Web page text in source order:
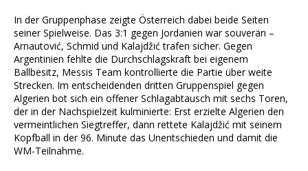
In der Gruppenphase zeigte Österreich dabei beide Seiten
seiner Spielweise. Das 3:1 gegen Jordanien war souverän –
Arnautović, Schmid und Kalajdžić trafen sicher. Gegen
Argentinien fehlte die Durchschlagskraft bei eigenem
Ballbesitz, Messis Team kontrollierte die Partie über weite
Strecken. Im entscheidenden dritten Gruppenspiel gegen
Algerien bot sich ein offener Schlagabtausch mit sechs Toren,
der in der Nachspielzeit kulminierte: Erst erzielte Algerien den
vermeintlichen Siegtreffer, dann rettete Kalajdžić mit seinem
Kopfball in der 96. Minute das Unentschieden und damit die
WM-Teilnahme.